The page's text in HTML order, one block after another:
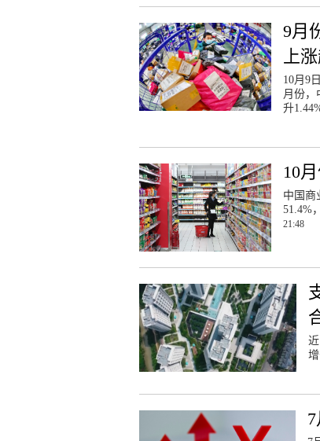
9月
上
10月9
月份，
升
10
中国商
51.4%
21:48